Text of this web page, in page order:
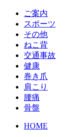
ご案内
スポーツ
その他
ねこ背
交通事故
健康
巻き爪
肩こり
腰痛
骨盤
HOME